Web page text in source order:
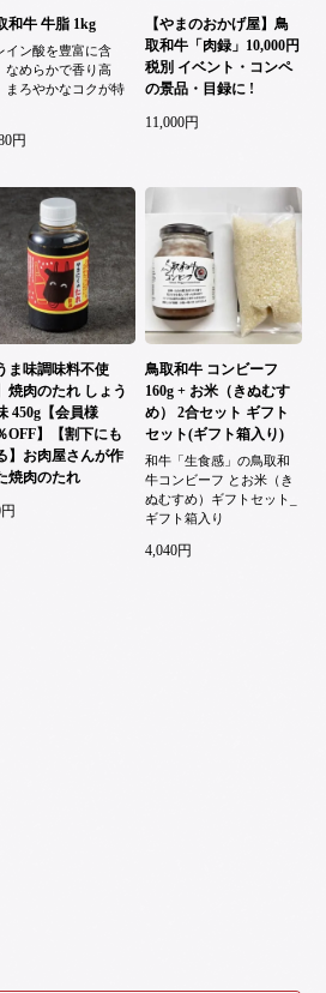
和牛 牛脂 1kg
イン酸を豊富に含
なめらかで香り高
まろやかなコクが特
円
【やまのおかげ屋】鳥
取和牛「肉録」10,000円
税別 イベント・コンペ
の景品・目録に !
11,000円
ま味調味料不使
焼肉のたれ しょう
450g【会員様
OFF】【割下にも
】お肉屋さんが作
焼肉のたれ
鳥取和牛 コンビーフ
160g + お米（きぬむす
め） 2合セット ギフト
セット(ギフト箱入り)
和牛「生食感」の鳥取和
牛コンビーフ とお米（き
ぬむすめ）ギフトセット_
ギフト箱入り
4,040円